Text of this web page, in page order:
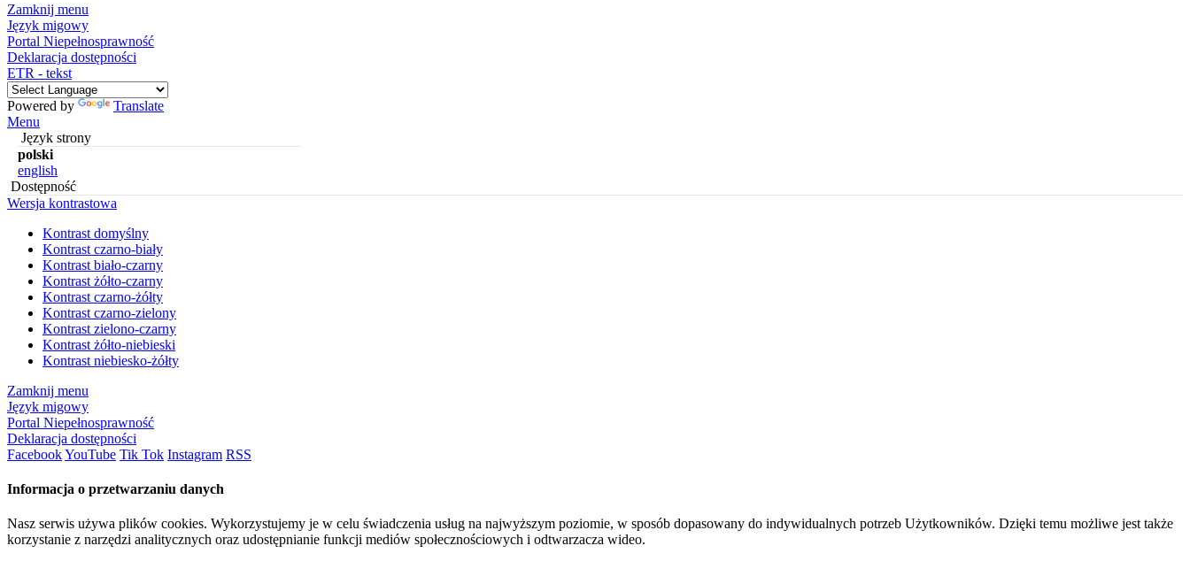
Zamknij menu
Język migowy
Portal Niepełnosprawność
Deklaracja dostępności
ETR - tekst
Powered by
Translate
Menu
Język strony
polski
english
Dostępność
Wersja kontrastowa
Kontrast domyślny
Kontrast czarno-biały
Kontrast biało-czarny
Kontrast żółto-czarny
Kontrast czarno-żółty
Kontrast czarno-zielony
Kontrast zielono-czarny
Kontrast żółto-niebieski
Kontrast niebiesko-żółty
Zamknij menu
Język migowy
Portal Niepełnosprawność
Deklaracja dostępności
FacebookYouTube Tik Tok Instagram RSS
Informacja o przetwarzaniu danych
Nasz serwis używa plików cookies. Wykorzystujemy je w celu świadczenia usług na najwyższym poziomie, w sposób dopasowany do indywidualnych potrzeb Użytkowników. Dzięki temu możliwe jest także
korzystanie z narzędzi analitycznych oraz udostępnianie funkcji mediów społecznościowych i odtwarzacza wideo.